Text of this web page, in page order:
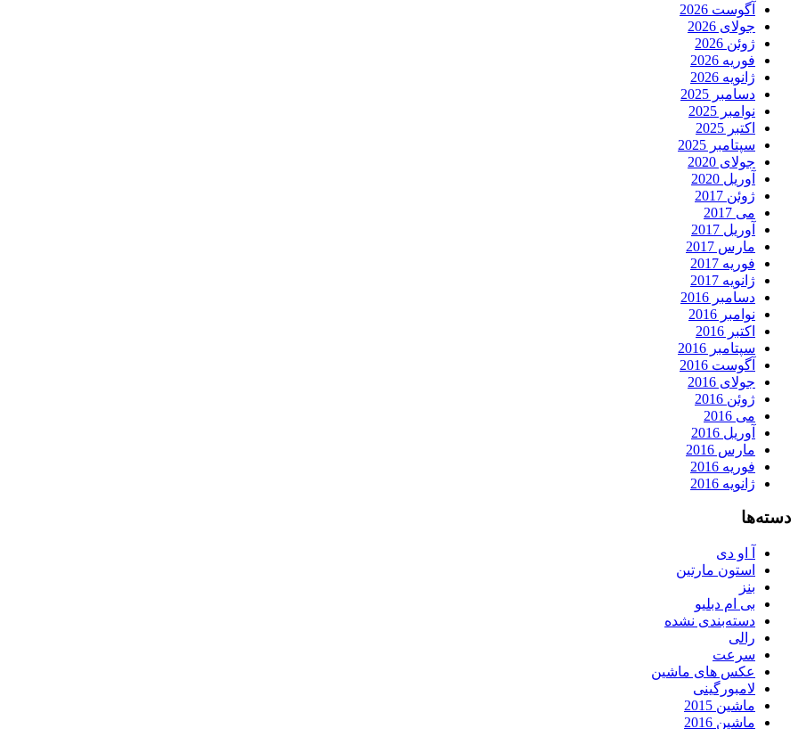
آگوست 2026
جولای 2026
ژوئن 2026
فوریه 2026
ژانویه 2026
دسامبر 2025
نوامبر 2025
اکتبر 2025
سپتامبر 2025
جولای 2020
آوریل 2020
ژوئن 2017
می 2017
آوریل 2017
مارس 2017
فوریه 2017
ژانویه 2017
دسامبر 2016
نوامبر 2016
اکتبر 2016
سپتامبر 2016
آگوست 2016
جولای 2016
ژوئن 2016
می 2016
آوریل 2016
مارس 2016
فوریه 2016
ژانویه 2016
دسته‌ها
آ او دی
استون مارتین
بنز
بی ام دبلیو
دسته‌بندی نشده
رالی
سرعت
عکس های ماشین
لامبورگینی
ماشین 2015
ماشین 2016